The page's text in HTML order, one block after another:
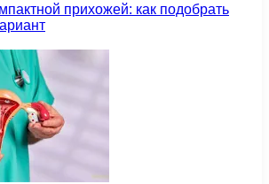
прихожей: как подобрать